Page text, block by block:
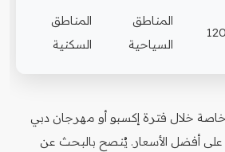
المناطق
السياحية
المناطق
السكنية
خلال فترة إكسبو أو مهرجان دبي
أفضل الأسعار. يُنصح بالبحث عن